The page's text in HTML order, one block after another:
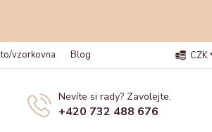
vzorkovna Blog CZK
Nevíte si rady? Zavolejte.
+420 732 488 676